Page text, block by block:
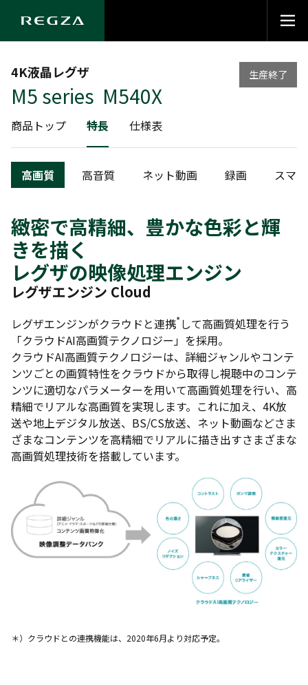
4K液晶レグザ
M5 series M540X
生産終了
商品トップ 特長 仕様表
高画質 高音質 ネット動画 録画 スマ
緻密で高精細、豊かな色彩と輝
きを描く
レグザの映像処理エンジン
レグザエンジン Cloud
レグザエンジンがクラウドと連携*して高画質処理を行う
「クラウドAI高画質テクノロジー」を採用。
クラウドAI高画質テクノロジーは、詳細ジャンルやコンテ
ンツごとの画質特性をクラウドから取得し視聴中のコンテ
ンツに適切なパラメーターを用いて高画質処理を行い、高
精細でリアルな高画質を実現します。これに加え、4K放
送や地上デジタル放送、BS/CS放送、ネット動画などさま
ざまなコンテンツを高精細でリアルに描き出すさまざまな
高画質処理技術を搭載しています。
＊）クラウドとの連携機能は、2020年6月より対応予定。